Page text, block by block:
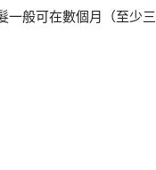
一般可在數個月（至少三